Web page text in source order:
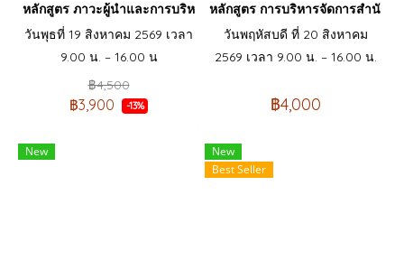
หลักสูตร ภาวะผู้นำและการบริหารพัฒนาคน (LEADERSHIP &
วันพุธที่ 19 สิงหาคม 2569 เวลา
9.00 น. – 16.00 น
฿4,500
฿3,900 -13%
หลักสูตร การบริหารจัดการสำนักง
วันพฤหัสบดี ที่ 20 สิงหาคม
2569 เวลา 9.00 น. – 16.00 น.
฿4,000
New
New
Best Seller